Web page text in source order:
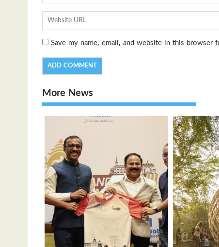
Save my name, email, and website in this browser
More News